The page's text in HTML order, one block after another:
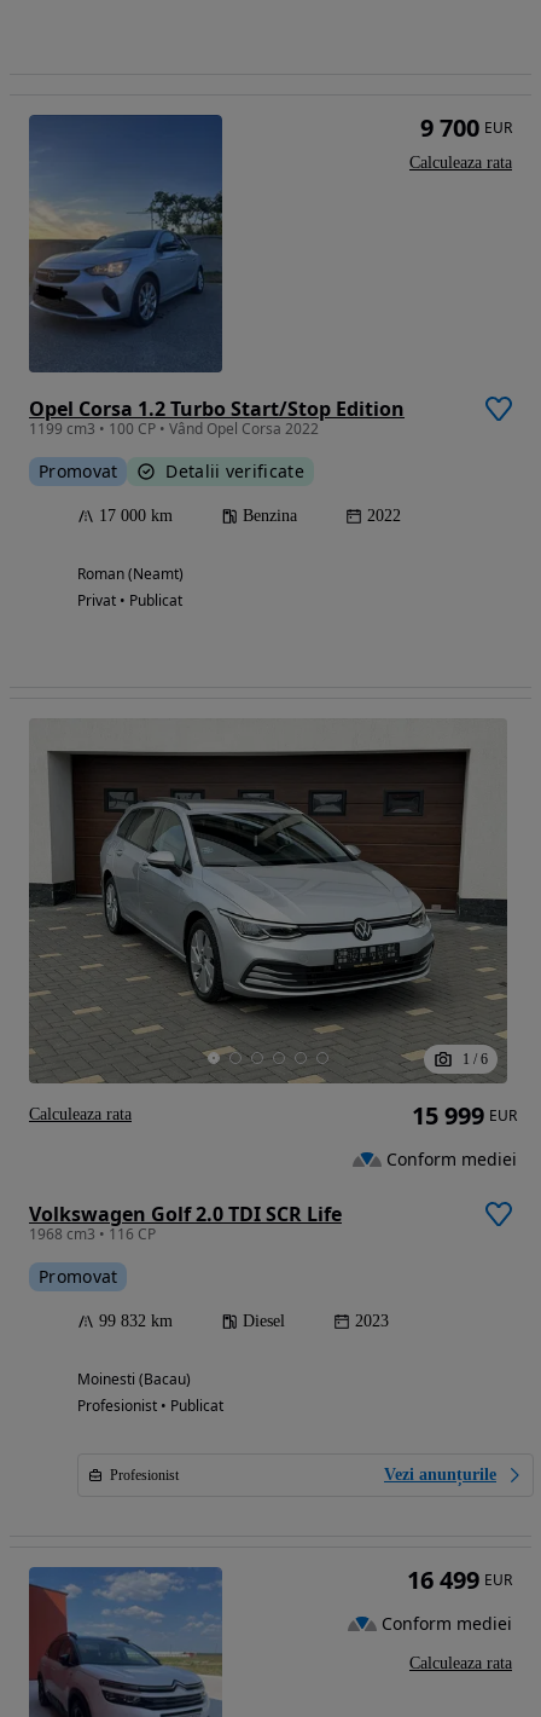
Opel Corsa 1.2 Turbo Start/Stop Edition
1199 cm3 • 100 CP • Vând Opel Corsa 2022
Promovat Detalii verificate
17 000 km Benzina 2022
Roman (Neamt)
Privat • Publicat
9 700 EUR
Calculeaza rata
1 / 6
Volkswagen Golf 2.0 TDI SCR Life
1968 cm3 • 116 CP
Promovat
99 832 km Diesel 2023
Moinesti (Bacau)
Profesionist • Publicat
Profesionist Vezi anunțurile
15 999 EUR
Conform mediei
Calculeaza rata
16 499 EUR
Conform mediei
Calculeaza rata